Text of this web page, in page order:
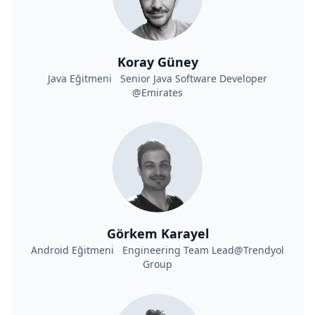
Koray Güney
Java Eğitmeni Senior Java Software Developer
@Emirates
Görkem Karayel
Android Eğitmeni Engineering Team Lead@Trendyol
Group